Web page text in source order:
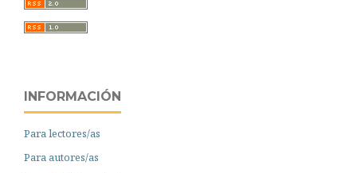
INFORMACIÓN
Para lectores/as
Para autores/as